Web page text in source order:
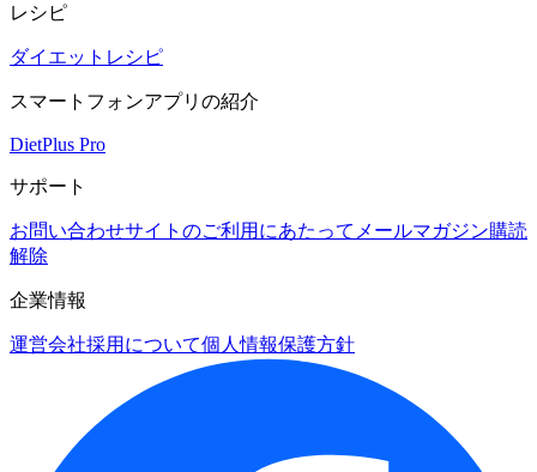
レシピ
ダイエットレシピ
スマートフォンアプリの紹介
DietPlus Pro
サポート
お問い合わせサイトのご利用にあたって メールマガジン購読
解除
企業情報
運営会社採用について個人情報保護方針